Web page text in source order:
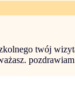
twój